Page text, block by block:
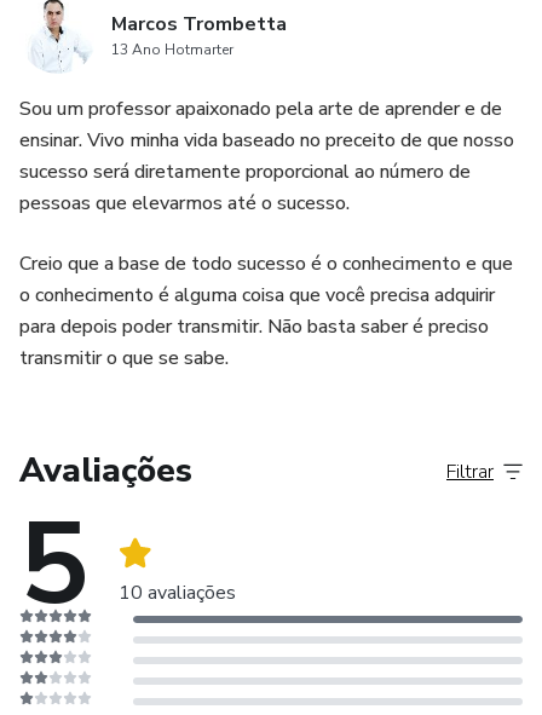
Marcos Trombetta
13 Ano Hotmarter
Sou um professor apaixonado pela arte de aprender e de
ensinar. Vivo minha vida baseado no preceito de que nosso
sucesso será diretamente proporcional ao número de
pessoas que elevarmos até o sucesso.
Creio que a base de todo sucesso é o conhecimento e que
o conhecimento é alguma coisa que você precisa adquirir
para depois poder transmitir. Não basta saber é preciso
transmitir o que se sabe.
Avaliações
5 10 avaliações
Filtrar